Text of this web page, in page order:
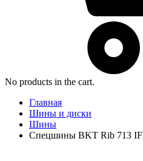
No products in the cart.
Главная
Шины и диски
Шины
Спецшины BKT Rib 713 IF